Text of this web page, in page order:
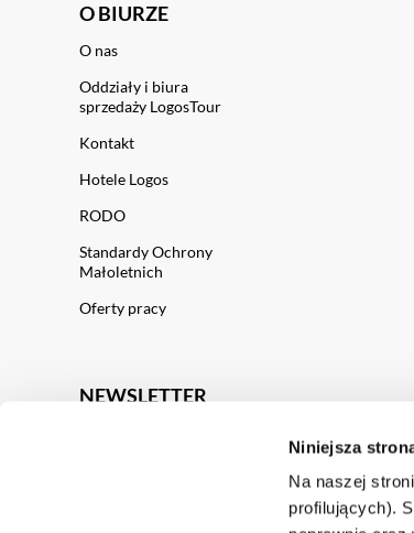
Niniejsza
Na naszej
profilujących).
O BIURZE
O nas
Oddziały i biura
sprzedaży LogosTour
Kontakt
Hotele Logos
RODO
Standardy Ochrony
Małoletnich
Oferty pracy
NEWSLETTER
Wyrażam zgodę na otrzymywanie